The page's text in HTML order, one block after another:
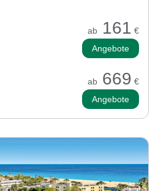
ab 161 €
Angebote
ab 669 €
Angebote